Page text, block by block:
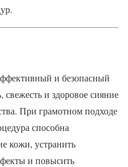
и безопасный
свежесть и здоровое сияние
При грамотном подходе
способна
кожи, устранить
и повысить